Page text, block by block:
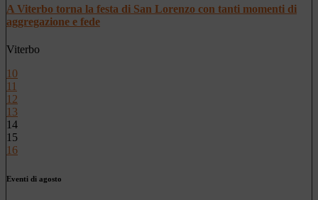
A Viterbo torna la festa di San Lorenzo con tanti momenti di
aggregazione e fede
Viterbo
10
11
12
13
14
15
16
Eventi di agosto